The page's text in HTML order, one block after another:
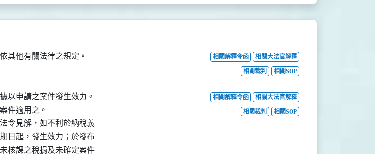
其他有關法律之規定。 相關解釋令函 相關大法官解釋
相關裁判 相關SOP
以申請之案件發生效力。
件適用之。
令見解，如不利於納稅義
日起，發生效力；於發布
核課之稅捐及未確定案件
相關解釋令函 相關大法官解釋
相關裁判 相關SOP